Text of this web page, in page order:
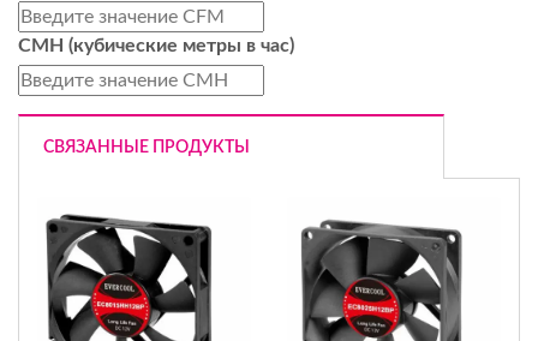
CMH (кубические метры в час)
СВЯЗАННЫЕ ПРОДУКТЫ